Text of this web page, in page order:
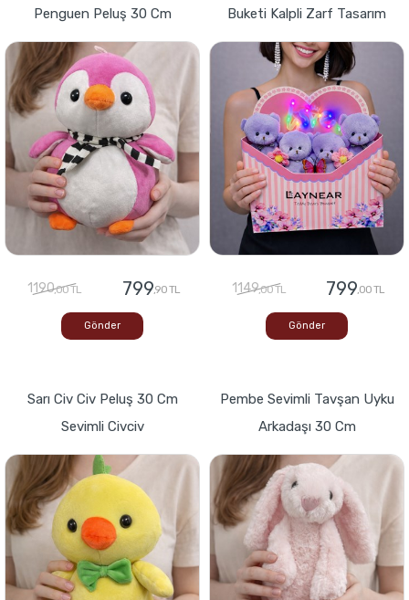
Penguen Peluş 30 Cm
1190,00 TL 799,90 TL
Gönder
Buketi Kalpli Zarf Tasarım
1149,00 TL 799,00 TL
Gönder
Sarı Civ Civ Peluş 30 Cm
Sevimli Civciv
Pembe Sevimli Tavşan Uyku
Arkadaşı 30 Cm